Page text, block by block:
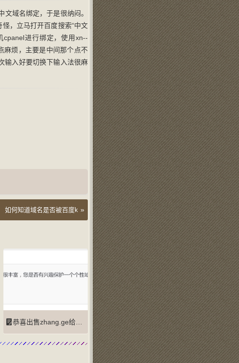
域名绑定，于是很纳闷。
，立马打开百度搜索“中文
cpanel进行绑定，使用xn--
麻烦，主要是中间那个点不
输入好要切换下输入法很麻
如何知道域名是否被百度k »
恭喜出售zhang.ge给张戈（zhangge.net）